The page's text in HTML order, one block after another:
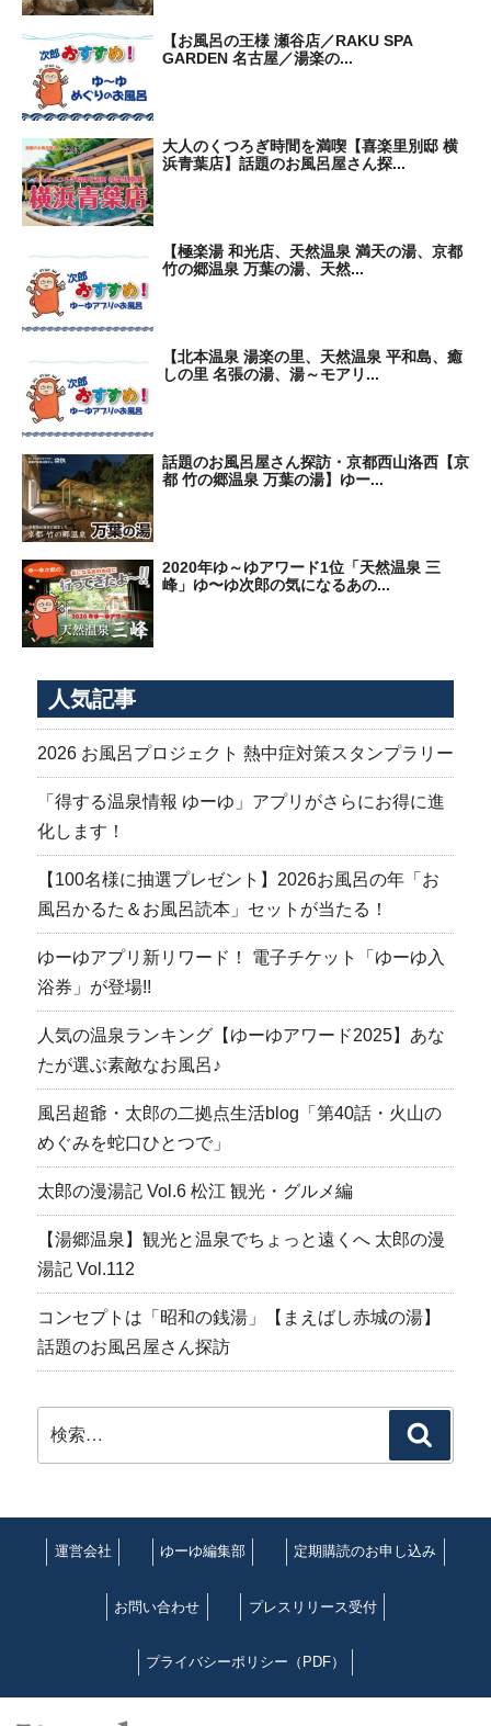
【お風呂の王様 瀬谷店／RAKU SPA
GARDEN 名古屋／湯楽の...
大人のくつろぎ時間を満喫【喜楽里別邸 横
浜青葉店】話題のお風呂屋さん探...
【極楽湯 和光店、天然温泉 満天の湯、京都
竹の郷温泉 万葉の湯、天然...
【北本温泉 湯楽の里、天然温泉 平和島、癒
しの里 名張の湯、湯～モアリ...
話題のお風呂屋さん探訪・京都西山洛西【京
都 竹の郷温泉 万葉の湯】ゆー...
2020年ゆ～ゆアワード1位「天然温泉 三
峰」ゆ〜ゆ次郎の気になるあの...
人気記事
2026 お風呂プロジェクト 熱中症対策スタンプラリー
「得する温泉情報 ゆーゆ」アプリがさらにお得に進
化します！
【100名様に抽選プレゼント】2026お風呂の年「お
風呂かるた＆お風呂読本」セットが当たる！
ゆーゆアプリ新リワード！ 電子チケット「ゆーゆ入
浴券」が登場!!
人気の温泉ランキング【ゆーゆアワード2025】あな
たが選ぶ素敵なお風呂♪
風呂超爺・太郎の二拠点生活blog「第40話・火山の
めぐみを蛇口ひとつで」
太郎の漫湯記 Vol.6 松江 観光・グルメ編
【湯郷温泉】観光と温泉でちょっと遠くへ 太郎の漫
湯記 Vol.112
コンセプトは「昭和の銭湯」【まえばし赤城の湯】
話題のお風呂屋さん探訪
索
運営会社 ゆーゆ編集部 定期購読のお申し込み
お問い合わせ プレスリリース受付
プライバシーポリシー（PDF）